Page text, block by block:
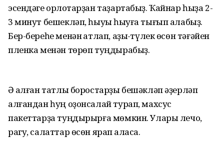
эсендәге орлоҡтарҙан таҙартабыҙ. Ҡайнар һыҙа 2-
3 минут бешекләп, һыуыҡ һыуға тығып алабыҙ.
Бер-береһе менән ҡатлап, аҙыҡ-түлек өсөн тәғәйен
пленка менән төрөп туңдырабыҙ.
Ә ҡалған татлы боростарҙы бешәкләп әҙерләп
алғандан һуң оҙонсалай турап, махсус
пакеттарҙа туңдырырға мөмкин. Улары лечо,
рагу, салаттар өсөн ярап ҡаласаҡ.